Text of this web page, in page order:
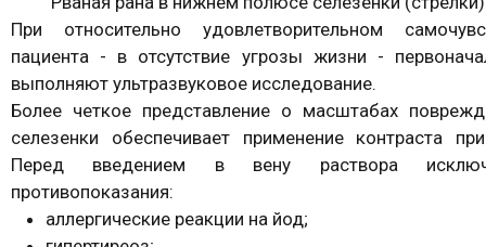
При относительно удовлетворительном
пациента - в отсутствие угрозы жизни -
выполняют ультразвуковое исследование.
Более четкое представление о масштабах
селезенки обеспечивает применение контраста
Перед введением в вену раствора
противопоказания:
аллергические реакции на йод;